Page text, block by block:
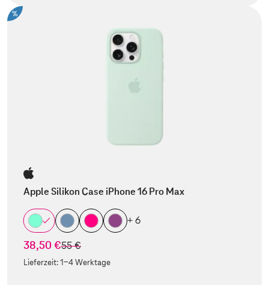
%
Apple Silikon Case iPhone 16 Pro Max
+ 6
38,50 €statt
55 €
Lieferzeit:1-4 Werktage